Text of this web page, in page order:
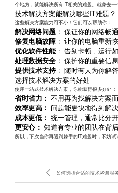
个地方，就能解决所有IT相关的难题。就像去一
技术解决方案能解决哪些IT难题？
这些解决方案能力可不小！它们可以帮助你：
解决网络问题： 保证你的网络畅通
修复电脑故障： 让你的电脑重新恢
优化软件性能： 告别卡顿，运行如
处理数据安全： 保护你的重要信息
提供技术支持： 随时有人为你解答
选择技术解决方案的好处
使用一站式技术解决方案，你能获得很多好处：
省时省力： 不用再为找解决方案而
效率更高： 问题能更快地得到解决
成本更低： 统一管理，通常比分
更安心： 知道有专业的团队在背后
所以，下次当你再遇到棘手的IT难题时，不妨试
如何选择合适的技术咨询服